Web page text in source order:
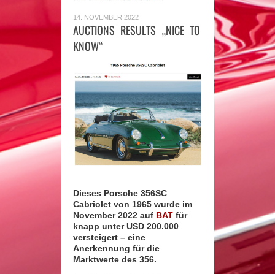
14. NOVEMBER 2022
AUCTIONS RESULTS „NICE TO
KNOW“
Dieses Porsche 356SC
Cabriolet von 1965 wurde im
November 2022 auf BAT für
knapp unter USD 200.000
versteigert – eine
Anerkennung für die
Marktwerte des 356.